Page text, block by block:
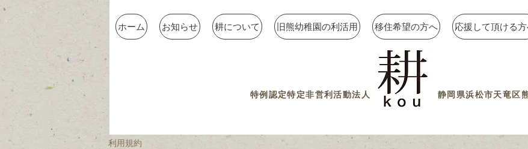
ホーム お知らせ 耕について 旧熊幼稚園の利活用 移住希望の方へ 応援して頂ける
特例認定特定非営利活動法人 静岡県浜松市天竜区
利用規約